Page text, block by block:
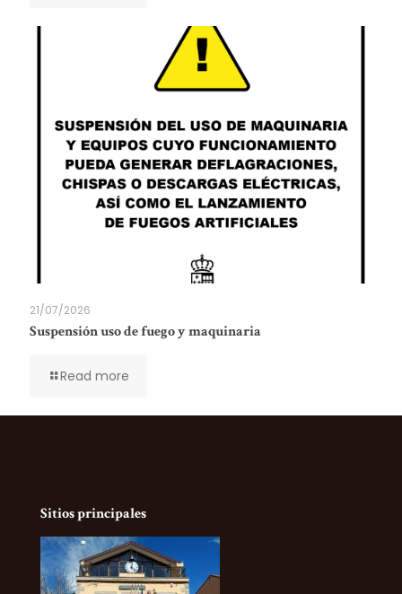
21/07/2026
Suspensión uso de fuego y maquinaria
Read more
Sitios principales